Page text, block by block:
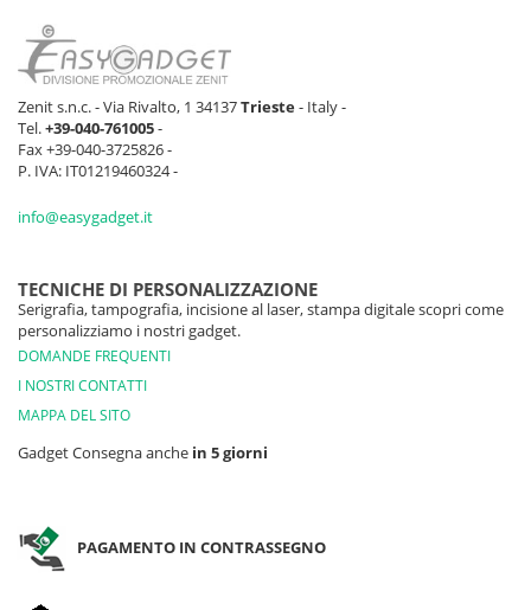
Zenit s.n.c. - Via Rivalto, 1 34137Trieste- Italy -
Tel.+39-040-761005-
Fax +39-040-3725826 -
P. IVA: IT01219460324 -
info@easygadget.it
TECNICHE DI PERSONALIZZAZIONE
Serigrafia, tampografia, incisione al laser, stampa digitale scopri come
personalizziamo i nostri gadget.
DOMANDE FREQUENTI
I NOSTRI CONTATTI
MAPPA DEL SITO
Gadget Consegna anche in 5 giorni
PAGAMENTO IN CONTRASSEGNO